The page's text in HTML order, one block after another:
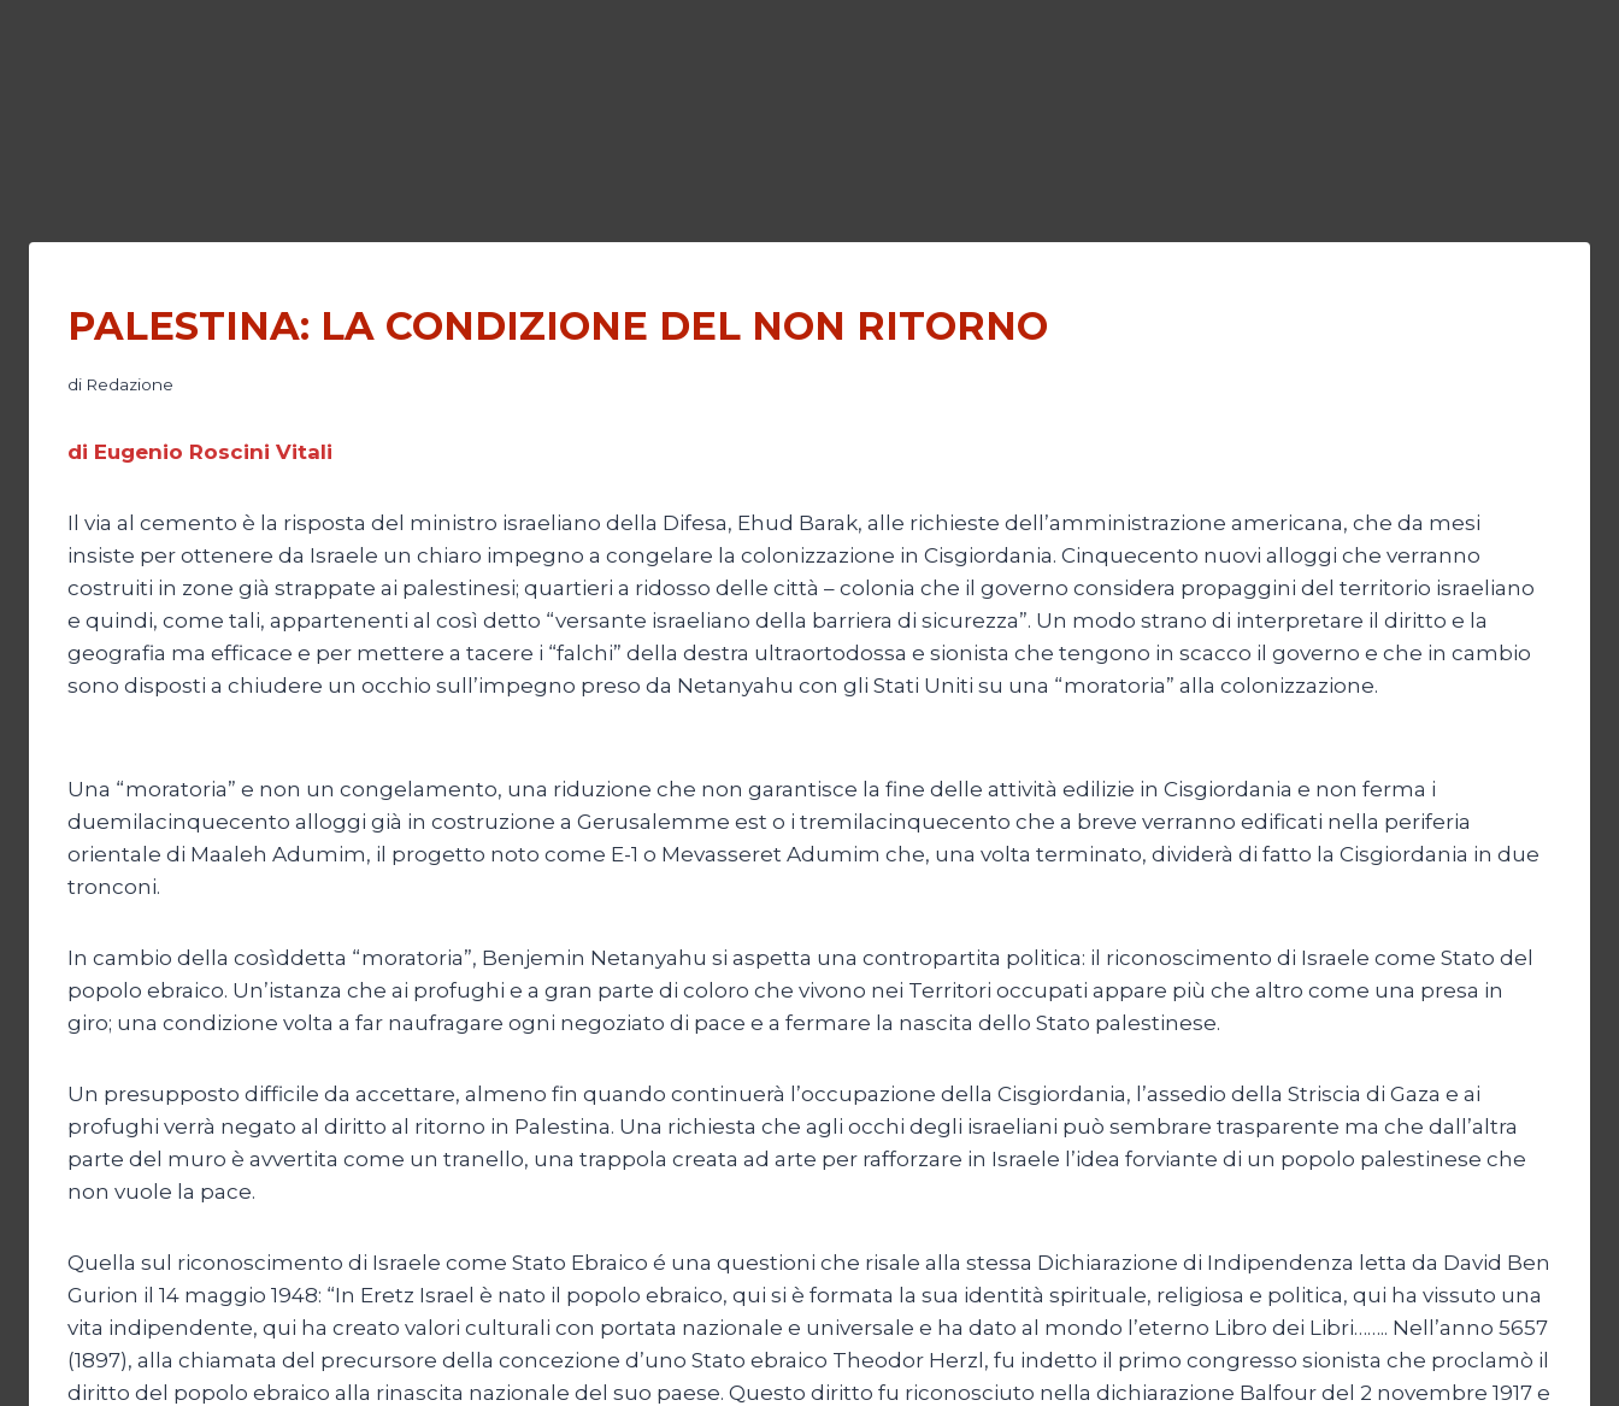
PALESTINA: LA CONDIZIONE DEL NON RITORNO
di Redazione
di Eugenio Roscini Vitali
Il via al cemento è la risposta del ministro israeliano della Difesa, Ehud Barak, alle richieste dell’amministrazione americana, che da mesi
insiste per ottenere da Israele un chiaro impegno a congelare la colonizzazione in Cisgiordania. Cinquecento nuovi alloggi che verranno
costruiti in zone già strappate ai palestinesi; quartieri a ridosso delle città – colonia che il governo considera propaggini del territorio israeliano
e quindi, come tali, appartenenti al così detto “versante israeliano della barriera di sicurezza”. Un modo strano di interpretare il diritto e la
geografia ma efficace e per mettere a tacere i “falchi” della destra ultraortodossa e sionista che tengono in scacco il governo e che in cambio
sono disposti a chiudere un occhio sull’impegno preso da Netanyahu con gli Stati Uniti su una “moratoria” alla colonizzazione.
Una “moratoria” e non un congelamento, una riduzione che non garantisce la fine delle attività edilizie in Cisgiordania e non ferma i
duemilacinquecento alloggi già in costruzione a Gerusalemme est o i tremilacinquecento che a breve verranno edificati nella periferia
orientale di Maaleh Adumim, il progetto noto come E-1 o Mevasseret Adumim che, una volta terminato, dividerà di fatto la Cisgiordania in due
tronconi.
In cambio della cosìddetta “moratoria”, Benjemin Netanyahu si aspetta una contropartita politica: il riconoscimento di Israele come Stato del
popolo ebraico. Un’istanza che ai profughi e a gran parte di coloro che vivono nei Territori occupati appare più che altro come una presa in
giro; una condizione volta a far naufragare ogni negoziato di pace e a fermare la nascita dello Stato palestinese.
Un presupposto difficile da accettare, almeno fin quando continuerà l’occupazione della Cisgiordania, l’assedio della Striscia di Gaza e ai
profughi verrà negato al diritto al ritorno in Palestina. Una richiesta che agli occhi degli israeliani può sembrare trasparente ma che dall’altra
parte del muro è avvertita come un tranello, una trappola creata ad arte per rafforzare in Israele l’idea forviante di un popolo palestinese che
non vuole la pace.
Quella sul riconoscimento di Israele come Stato Ebraico é una questioni che risale alla stessa Dichiarazione di Indipendenza letta da David Ben
Gurion il 14 maggio 1948: “In Eretz Israel è nato il popolo ebraico, qui si è formata la sua identità spirituale, religiosa e politica, qui ha vissuto una
vita indipendente, qui ha creato valori culturali con portata nazionale e universale e ha dato al mondo l’eterno Libro dei Libri…….. Nell’anno 5657
(1897), alla chiamata del precursore della concezione d’uno Stato ebraico Theodor Herzl, fu indetto il primo congresso sionista che proclamò il
diritto del popolo ebraico alla rinascita nazionale del suo paese. Questo diritto fu riconosciuto nella dichiarazione Balfour del 2 novembre 1917 e